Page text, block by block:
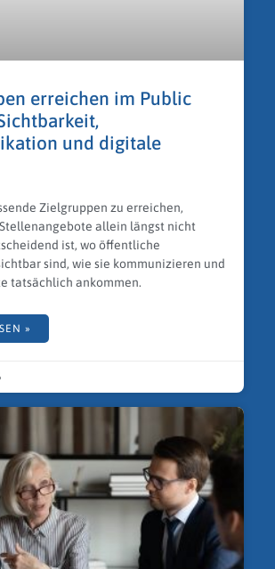
erreichen im Public
und digitale
Zielgruppen zu erreichen,
allein längst nicht
ist, wo öffentliche
sind, wie sie kommunizieren und
tatsächlich ankommen.
»